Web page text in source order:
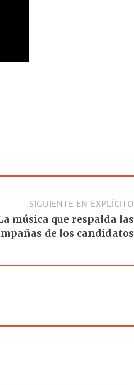
SIGUIENTE EN EXPLÍCITO
música que respalda las
de los candidatos